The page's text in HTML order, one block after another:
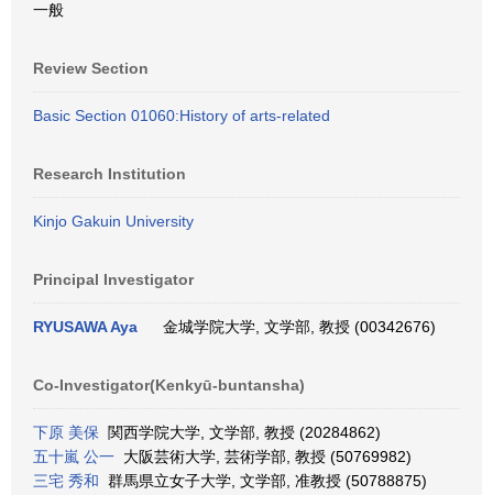
一般
Review Section
Basic Section 01060:History of arts-related
Research Institution
Kinjo Gakuin University
Principal Investigator
RYUSAWA Aya 金城学院大学, 文学部, 教授 (00342676)
Co-Investigator(Kenkyū-buntansha)
下原 美保 関西学院大学, 文学部, 教授 (20284862)
五十嵐 公一 大阪芸術大学, 芸術学部, 教授 (50769982)
三宅 秀和 群馬県立女子大学, 文学部, 准教授 (50788875)